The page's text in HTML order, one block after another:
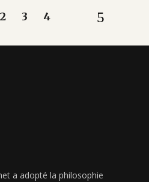
2 3 4
a adopté la philosophie